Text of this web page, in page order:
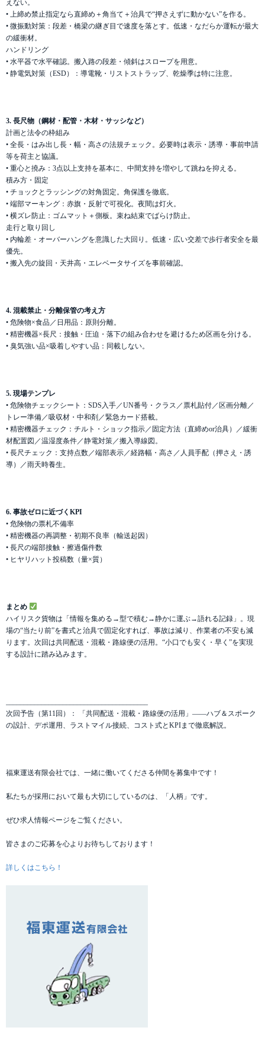
えない。
• 上締め禁止指定なら直締め＋角当て＋治具で“押さえずに動かない”を作る。
• 微振動対策：段差・橋梁の継ぎ目で速度を落とす。低速・なだらか運転が最大
の緩衝材。
ハンドリング
• 水平器で水平確認。搬入路の段差・傾斜はスロープを用意。
• 静電気対策（ESD）：導電靴・リストストラップ、乾燥季は特に注意。
3. 長尺物（鋼材・配管・木材・サッシなど）
計画と法令の枠組み
• 全長・はみ出し長・幅・高さの法規チェック。必要時は表示・誘導・事前申請
等を荷主と協議。
• 重心と撓み：3点以上支持を基本に、中間支持を増やして跳ねを抑える。
積み方・固定
• チョックとラッシングの対角固定。角保護を徹底。
• 端部マーキング：赤旗・反射で可視化。夜間は灯火。
• 横ズレ防止：ゴムマット＋側板。束ね結束でばらけ防止。
走行と取り回し
• 内輪差・オーバーハングを意識した大回り。低速・広い交差で歩行者安全を最
優先。
• 搬入先の旋回・天井高・エレベータサイズを事前確認。
4. 混載禁止・分離保管の考え方
• 危険物×食品／日用品：原則分離。
• 精密機器×長尺：接触・圧迫・落下の組み合わせを避けるため区画を分ける。
• 臭気強い品×吸着しやすい品：同載しない。
5. 現場テンプレ
• 危険物チェックシート：SDS入手／UN番号・クラス／票札貼付／区画分離／
トレー準備／吸収材・中和剤／緊急カード搭載。
• 精密機器チェック：チルト・ショック指示／固定方法（直締めor治具）／緩衝
材配置図／温湿度条件／静電対策／搬入導線図。
• 長尺チェック：支持点数／端部表示／経路幅・高さ／人員手配（押さえ・誘
導）／雨天時養生。
6. 事故ゼロに近づくKPI
• 危険物の票札不備率
• 精密機器の再調整・初期不良率（輸送起因）
• 長尺の端部接触・擦過傷件数
• ヒヤリハット投稿数（量×質）
まとめ
ハイリスク貨物は「情報を集める→型で積む→静かに運ぶ→語れる記録」。現
場の“当たり前”を書式と治具で固定化すれば、事故は減り、作業者の不安も減
ります。次回は共同配送・混載・路線便の活用。“小口でも安く・早く”を実現
する設計に踏み込みます。
次回予告（第11回）： 「共同配送・混載・路線便の活用」——ハブ＆スポーク
の設計、デポ運用、ラストマイル接続、コスト式とKPIまで徹底解説。
福東運送有限会社では、一緒に働いてくださる仲間を募集中です！
私たちが採用において最も大切にしているのは、「人柄」です。
ぜひ求人情報ページをご覧ください。
皆さまのご応募を心よりお待ちしております！
詳しくはこちら！